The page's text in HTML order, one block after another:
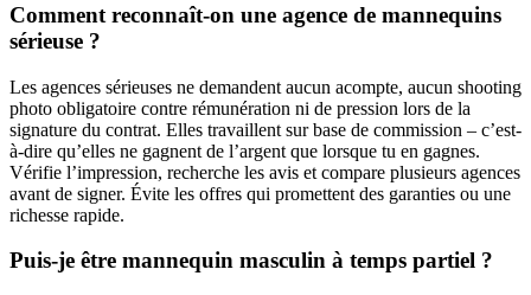
Comment reconnaît-on une agence de mannequins
sérieuse ?
Les agences sérieuses ne demandent aucun acompte, aucun shooting
photo obligatoire contre rémunération ni de pression lors de la
signature du contrat. Elles travaillent sur base de commission – c’est-
à-dire qu’elles ne gagnent de l’argent que lorsque tu en gagnes.
Vérifie l’impression, recherche les avis et compare plusieurs agences
avant de signer. Évite les offres qui promettent des garanties ou une
richesse rapide.
Puis-je être mannequin masculin à temps partiel ?